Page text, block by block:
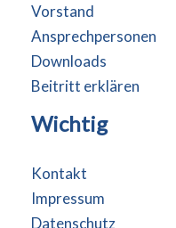
Vorstand
Ansprechpersonen
Downloads
Beitritt erklären
Wichtig
Kontakt
Impressum
Datenschutz